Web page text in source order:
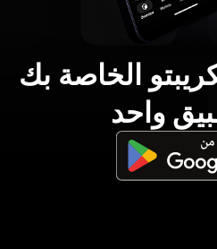
الخاصة بك
واحد